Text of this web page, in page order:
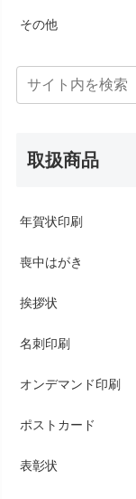
その他
取扱商品
年賀状印刷
喪中はがき
挨拶状
名刺印刷
オンデマンド印刷
ポストカード
表彰状